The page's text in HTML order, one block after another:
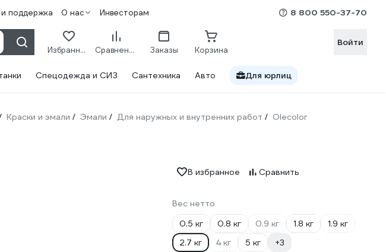
поддержка О нас Инвесторам 8 800 550-37-70
Избранное Сравнение Заказы Корзина
Войти
Спецодежда и СИЗ Сантехника Авто Для юрлиц
Краски и эмали / Эмали / Для наружных и внутренних работ / Olecolor
В избранное Сравнить
Вес нетто
0.5 кг
0.8 кг 0.9 кг 1.8 кг
1.9 кг
2.7 кг
4 кг 5 кг
+3